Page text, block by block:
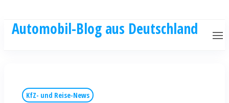
Automobil-Blog aus Deutschland
KfZ- und Reise-News